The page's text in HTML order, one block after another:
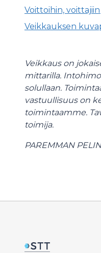
Voittoihin,
Veikkauksen
Veikkaus on
mittarilla.
solullaan.
vastuullisuus on
toimintaamme.
toimija.
PAREMMAN